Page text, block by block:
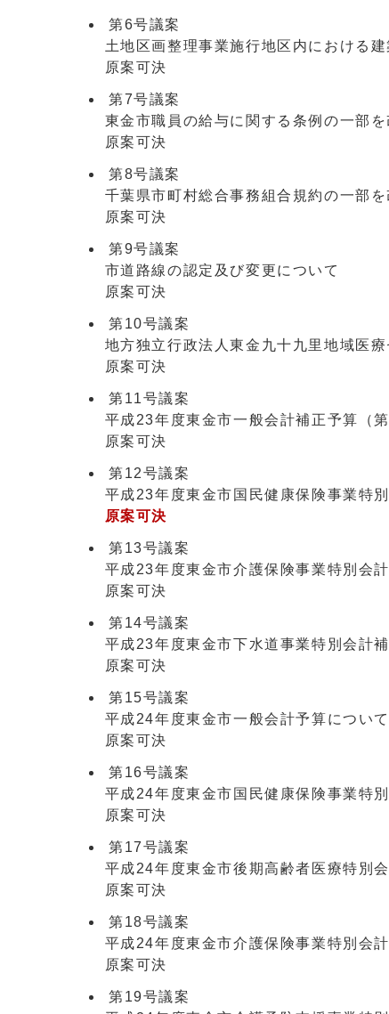
第6号議案
土地区画整理事業施行地区内における
原案可決
第7号議案
東金市職員の給与に関する条例の一部
原案可決
第8号議案
千葉県市町村総合事務組合規約の一部
原案可決
第9号議案
市道路線の認定及び変更について
原案可決
第10号議案
地方独立行政法人東金九十九里地域医療
原案可決
第11号議案
平成23年度東金市一般会計補正予算（
原案可決
第12号議案
平成23年度東金市国民健康保険事業特
原案可決
第13号議案
平成23年度東金市介護保険事業特別会
原案可決
第14号議案
平成23年度東金市下水道事業特別会計
原案可決
第15号議案
平成24年度東金市一般会計予算について
原案可決
第16号議案
平成24年度東金市国民健康保険事業特
原案可決
第17号議案
平成24年度東金市後期高齢者医療特別
原案可決
第18号議案
平成24年度東金市介護保険事業特別会
原案可決
第19号議案